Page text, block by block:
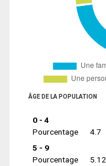
ÂGE DE LA POPULATION
0 - 4
Pourcentage
4.7
5 - 9
Pourcentage
5.12